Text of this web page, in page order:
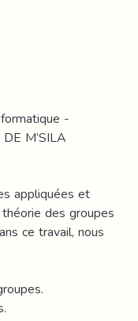
-
M’SILA
appliquées et
des groupes
ce travail, nous